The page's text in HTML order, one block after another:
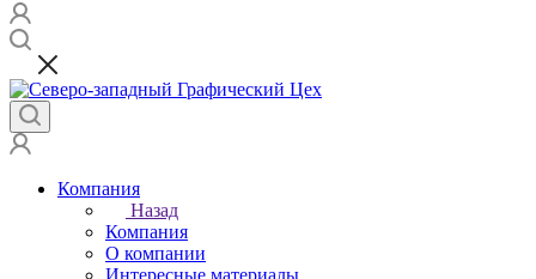
Компания
Назад
Компания
О компании